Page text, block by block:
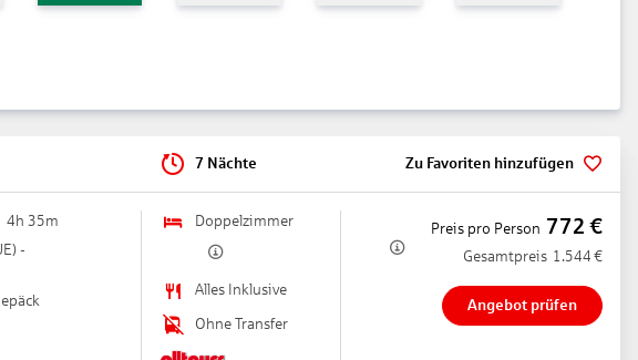
vor- und nachmittags, in den dt. Hauptferien in 3 Altersgruppen, Minidisko,
Copyright GIATA GmbH 1996 – 2026
7 Nächte Zu Favoriten hinzufügen
4h 35m
) -
Doppelzimmer
Alles Inklusive
Ohne Transfer
Preis pro Person 772 €
Gesamtpreis 1.544 €
Angebot prüfen